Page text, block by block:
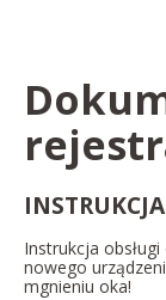
Instrukcja
nowego
mgnieniu oka!